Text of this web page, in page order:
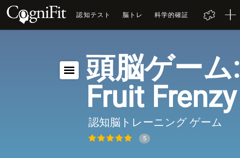
認知テスト 脳トレ 科学的確証
頭脳ゲーム:
Fruit Frenzy
認知脳トレーニング ゲーム
5